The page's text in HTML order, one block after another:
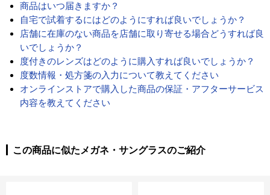
商品はいつ届きますか？
自宅で試着するにはどのようにすれば良いでしょうか？
店舗に在庫のない商品を店舗に取り寄せる場合どうすれば良
いでしょうか？
度付きのレンズはどのように購入すれば良いでしょうか？
度数情報・処方箋の入力について教えてください
オンラインストアで購入した商品の保証・アフターサービス
内容を教えてください
この商品に似たメガネ・サングラスのご紹介